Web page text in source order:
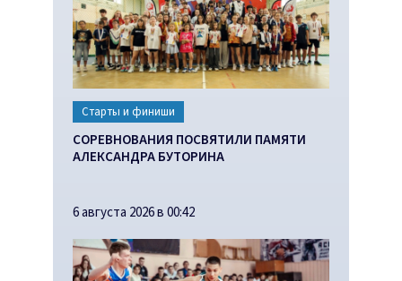
Старты и финиши
СОРЕВНОВАНИЯ ПОСВЯТИЛИ ПАМЯТИ
АЛЕКСАНДРА БУТОРИНА
6 августа 2026 в 00:42